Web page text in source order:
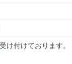
け付けております。